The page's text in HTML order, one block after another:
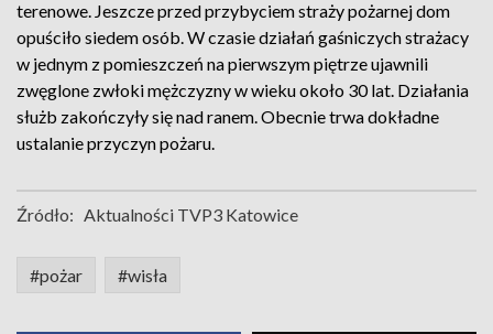
terenowe. Jeszcze przed przybyciem straży pożarnej dom
opuściło siedem osób. W czasie działań gaśniczych strażacy
w jednym z pomieszczeń na pierwszym piętrze ujawnili
zwęglone zwłoki mężczyzny w wieku około 30 lat. Działania
służb zakończyły się nad ranem. Obecnie trwa dokładne
ustalanie przyczyn pożaru.
Źródło: Aktualności TVP3 Katowice
#pożar #wisła